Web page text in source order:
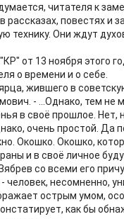
читателя к
повестях и
технику. Они ждут
от 13 ноября этого
о времени и о себе.
жившего в
- ...Однако, тем не
в своё прошлое.
очень простой. Да
Окошко. Окошко,
и в своё личное
со всеми его
несомненно,
острым умом,
как бы